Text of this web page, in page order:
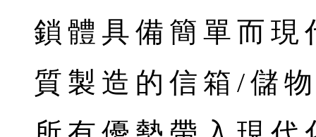
鎖體具備簡單而
質製造的信箱/儲